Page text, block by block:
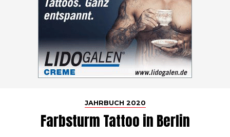
JAHRBUCH 2020
Farbsturm Tattoo in Berlin